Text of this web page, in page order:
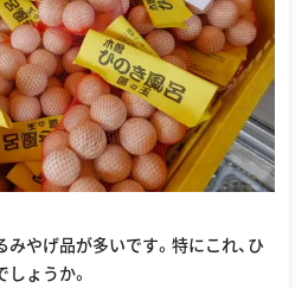
やげ品が多いです。特にこれ、ひ
ょうか。